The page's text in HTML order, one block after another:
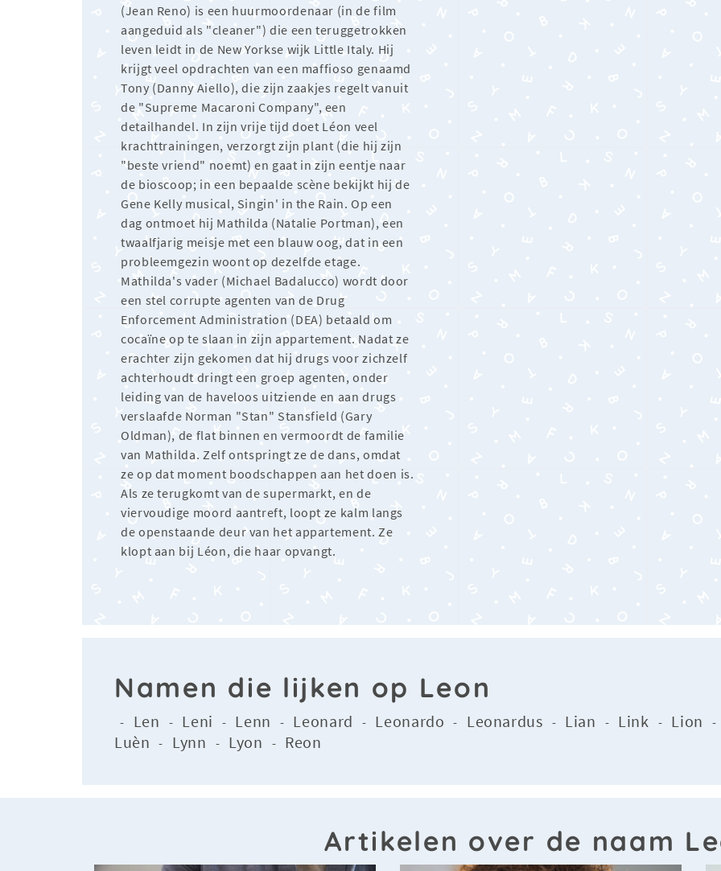
(Jean Reno) is een huurmoordenaar (in de film
aangeduid als "cleaner") die een teruggetrokken
leven leidt in de New Yorkse wijk Little Italy. Hij
krijgt veel opdrachten van een maffioso genaamd
Tony (Danny Aiello), die zijn zaakjes regelt vanuit
de "Supreme Macaroni Company", een
detailhandel. In zijn vrije tijd doet Léon veel
krachttrainingen, verzorgt zijn plant (die hij zijn
"beste vriend" noemt) en gaat in zijn eentje naar
de bioscoop; in een bepaalde scène bekijkt hij de
Gene Kelly musical, Singin' in the Rain. Op een
dag ontmoet hij Mathilda (Natalie Portman), een
twaalfjarig meisje met een blauw oog, dat in een
probleemgezin woont op dezelfde etage.
Mathilda's vader (Michael Badalucco) wordt door
een stel corrupte agenten van de Drug
Enforcement Administration (DEA) betaald om
cocaïne op te slaan in zijn appartement. Nadat ze
erachter zijn gekomen dat hij drugs voor zichzelf
achterhoudt dringt een groep agenten, onder
leiding van de haveloos uitziende en aan drugs
verslaafde Norman "Stan" Stansfield (Gary
Oldman), de flat binnen en vermoordt de familie
van Mathilda. Zelf ontspringt ze de dans, omdat
ze op dat moment boodschappen aan het doen is.
Als ze terugkomt van de supermarkt, en de
viervoudige moord aantreft, loopt ze kalm langs
de openstaande deur van het appartement. Ze
klopt aan bij Léon, die haar opvangt.
Namen die lijken op Leon
- Len - Leni - Lenn - Leonard - Leonardo - Leonardus - Lian - Link - Lion -
Luèn - Lynn - Lyon - Reon
Artikelen over de naam